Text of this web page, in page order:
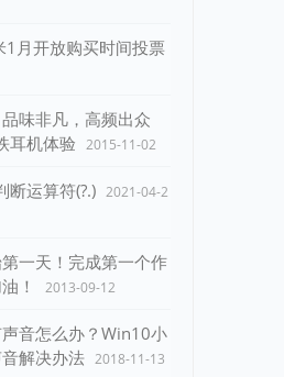
1月开放购买时间投票
品味非凡，高频出众
机体验 2015-11-02
断运算符(?.) 2021-04-2
一天！完成第一个作
！
2013-09-12
音怎么办？Win10小
解决办法 2018-11-13